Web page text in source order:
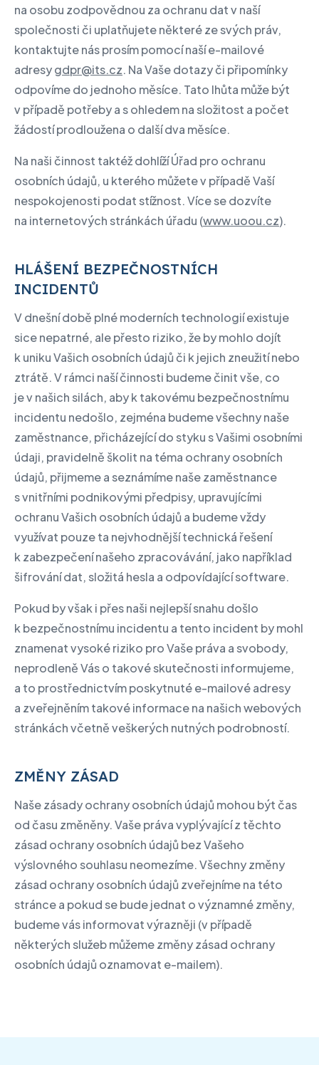
na osobu zodpovědnou za ochranu dat v naší
společnosti či uplatňujete některé ze svých práv,
kontaktujte nás prosím pomocí naší e-mailové
adresygdpr@its.cz. Na Vaše dotazy či připomínky
odpovíme do jednoho měsíce. Tato lhůta může být
v případě potřeby a s ohledem na složitost a počet
žádostí prodloužena o další dva měsíce.
Na naši činnost taktéž dohlíží Úřad pro ochranu
osobních údajů, u kterého můžete v případě Vaší
nespokojenosti podat stížnost. Více se dozvíte
na internetových stránkách úřadu (www.uoou.cz).
HLÁŠENÍ BEZPEČNOSTNÍCH
INCIDENTŮ
V dnešní době plné moderních technologií existuje
sice nepatrné, ale přesto riziko, že by mohlo dojít
k uniku Vašich osobních údajů či k jejich zneužití nebo
ztrátě. V rámci naší činnosti budeme činit vše, co
je v našich silách, aby k takovému bezpečnostnímu
incidentu nedošlo, zejména budeme všechny naše
zaměstnance, přicházející do styku s Vašimi osobními
údaji, pravidelně školit na téma ochrany osobních
údajů, přijmeme a seznámíme naše zaměstnance
s vnitřními podnikovými předpisy, upravujícími
ochranu Vašich osobních údajů a budeme vždy
využívat pouze ta nejvhodnější technická řešení
k zabezpečení našeho zpracovávání, jako například
šifrování dat, složitá hesla a odpovídající software.
Pokud by však i přes naši nejlepší snahu došlo
k bezpečnostnímu incidentu a tento incident by mohl
znamenat vysoké riziko pro Vaše práva a svobody,
neprodleně Vás o takové skutečnosti informujeme,
a to prostřednictvím poskytnuté e-mailové adresy
a zveřejněním takové informace na našich webových
stránkách včetně veškerých nutných podrobností.
ZMĚNY ZÁSAD
Naše zásady ochrany osobních údajů mohou být čas
od času změněny. Vaše práva vyplývající z těchto
zásad ochrany osobních údajů bez Vašeho
výslovného souhlasu neomezíme. Všechny změny
zásad ochrany osobních údajů zveřejníme na této
stránce a pokud se bude jednat o významné změny,
budeme vás informovat výrazněji (v případě
některých služeb můžeme změny zásad ochrany
osobních údajů oznamovat e-mailem).